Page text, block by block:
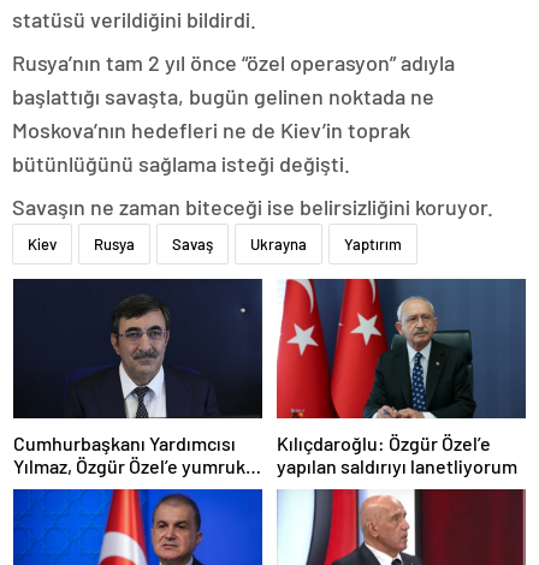
statüsü verildiğini bildirdi.
Rusya’nın tam 2 yıl önce “özel operasyon” adıyla
başlattığı savaşta, bugün gelinen noktada ne
Moskova’nın hedefleri ne de Kiev’in toprak
bütünlüğünü sağlama isteği değişti.
Savaşın ne zaman biteceği ise belirsizliğini koruyor.
Kiev Rusya Savaş Ukrayna Yaptırım
Cumhurbaşkanı Yardımcısı
Yılmaz, Özgür Özel’e yumruklu
saldırıyı kınadı
Kılıçdaroğlu: Özgür Özel’e
yapılan saldırıyı lanetliyorum